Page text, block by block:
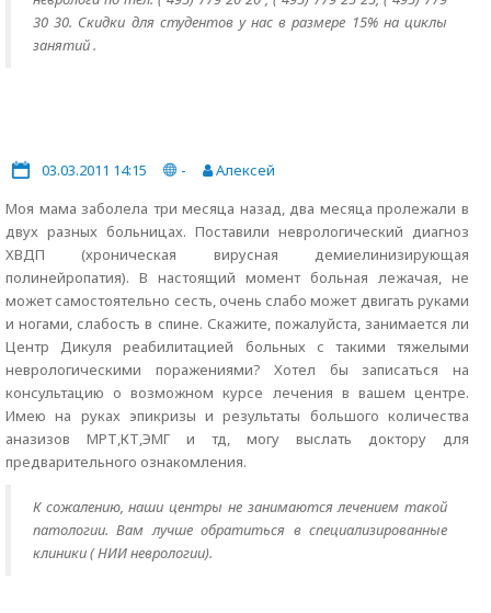
30 30. Скидки для студентов у нас в размере 15% на циклы
занятий .
03.03.2011 14:15 -
Алексей
Моя мама заболела три месяца назад, два месяца пролежали в
двух разных больницах. Поставили неврологический диагноз
ХВДП (хроническая вирусная демиелинизирующая
полинейропатия). В настоящий момент больная лежачая, не
может самостоятельно сесть, очень слабо может двигать руками
и ногами, слабость в спине. Скажите, пожалуйста, занимается ли
Центр Дикуля реабилитацией больных с такими тяжелыми
неврологическими поражениями? Хотел бы записаться на
консультацию о возможном курсе лечения в вашем центре.
Имею на руках эпикризы и результаты большого количества
аназизов МРТ,КТ,ЭМГ и тд, могу выслать доктору для
предварительного ознакомления.
К сожалению, наши центры не занимаются лечением такой
патологии. Вам лучше обратиться в специализированные
клиники ( НИИ неврологии).